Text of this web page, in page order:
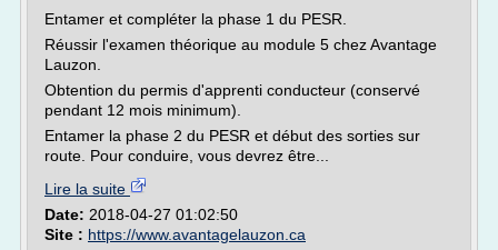
Entamer et compléter la phase 1 du PESR.
Réussir l'examen théorique au module 5 chez Avantage
Lauzon.
Obtention du permis d'apprenti conducteur (conservé
pendant 12 mois minimum).
Entamer la phase 2 du PESR et début des sorties sur
route. Pour conduire, vous devrez être...
Lire la suite
Date: 2018-04-27 01:02:50
Site : https://www.avantagelauzon.ca